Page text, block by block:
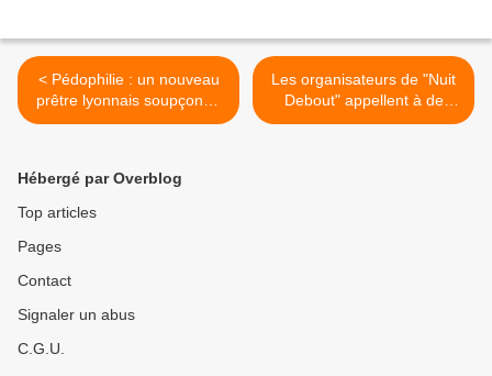
< Pédophilie : un nouveau
prêtre lyonnais soupçonné
d'agressions sexuelles
Les organisateurs de "Nuit
Debout" appellent à de
nouveaux rassemblements
Hébergé par Overblog
Top articles
Pages
Contact
Signaler un abus
C.G.U.